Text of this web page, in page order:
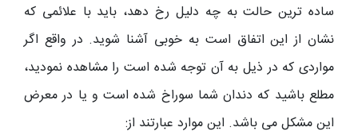
ساده ترین حالت به چه دلیل رخ دهد، باید با علائمی که
نشان از این اتفاق است به خوبی آشنا شوید. در واقع اگر
مواردی که در ذیل به آن توجه شده است را مشاهده نمودید،
مطلع باشید که دندان شما سوراخ شده است و یا در معرض
این مشکل می باشد. این موارد عبارتند از: